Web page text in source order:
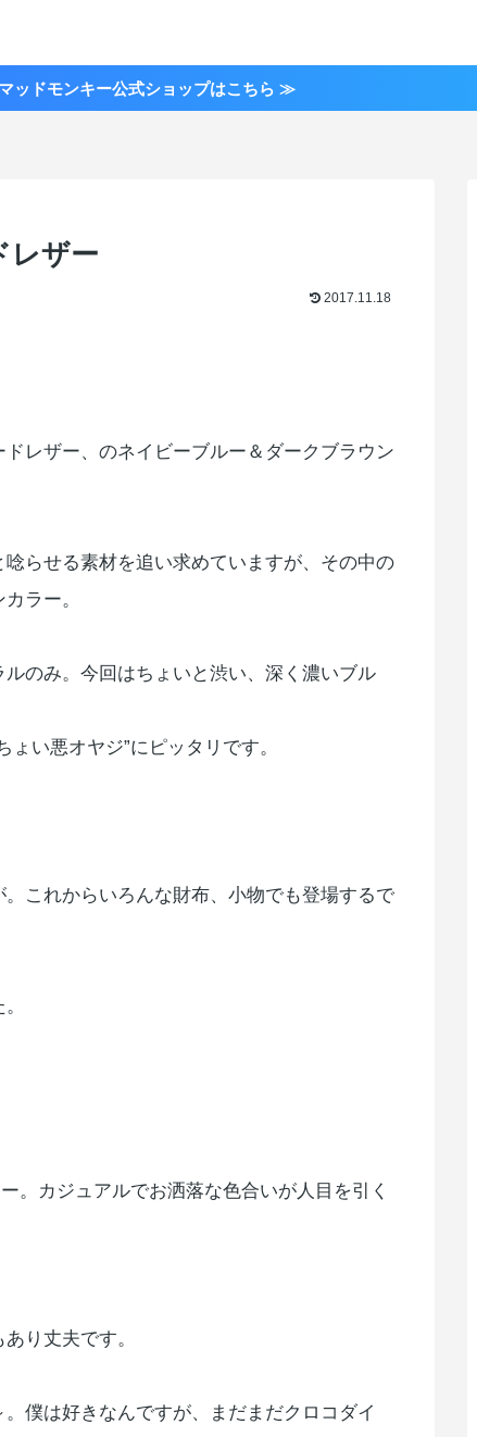
マッドモンキー公式ショップはこちら ≫
レザー
2017.11.18
レザー、のネイビーブルー＆ダークブラウン
らせる素材を追い求めていますが、その中の
ラー。
のみ。今回はちょいと渋い、深く濃いブル
い悪オヤジ”にピッタリです。
これからいろんな財布、小物でも登場するで
。カジュアルでお洒落な色合いが人目を引く
り丈夫です。
僕は好きなんですが、まだまだクロコダイ